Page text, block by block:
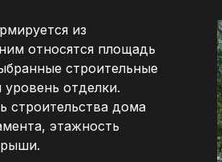
из
относятся площадь
строительные
отделки.
строительства дома
этажность